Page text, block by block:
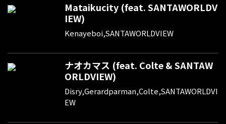
Mataikucity (feat. SANTAWORLDV
IEW)
Kenayeboi,SANTAWORLDVIEW
ナオカマス (feat. Colte & SANTAW
ORLDVIEW)
Disry,Gerardparman,Colte,SANTAWORLDVI
EW